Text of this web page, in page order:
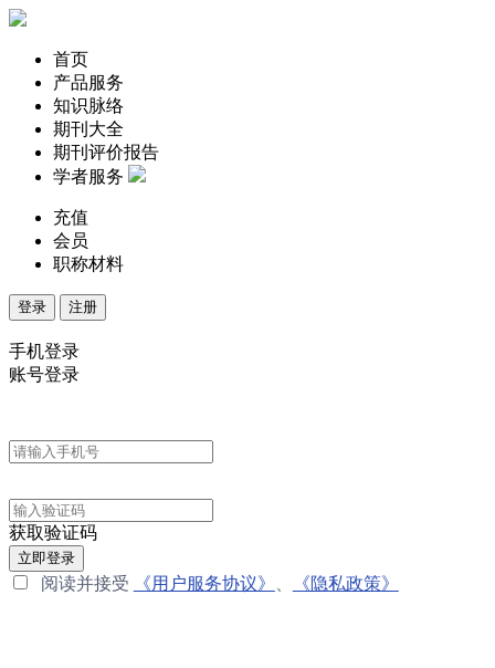
首页
产品服务
知识脉络
期刊大全
期刊评价报告
学者服务
充值
会员
职称材料
登录 注册
手机登录
账号登录
获取验证码
立即登录
阅读并接受 《用户服务协议》 《隐私政策》